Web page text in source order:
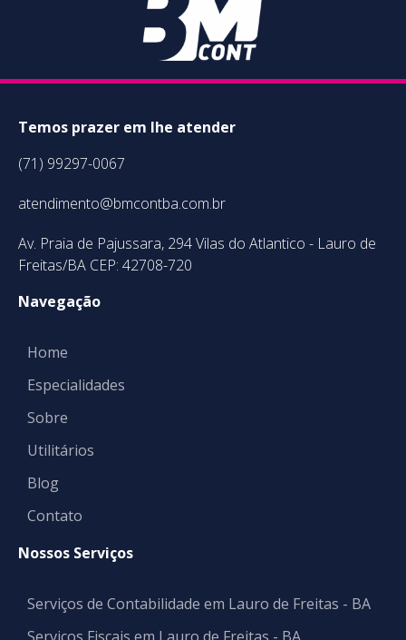
Temos prazer em lhe atender
(71) 99297-0067
atendimento@bmcontba.com.br
Av. Praia de Pajussara, 294 Vilas do Atlantico - Lauro de
Freitas/BA CEP: 42708-720
Navegação
Home
Especialidades
Sobre
Utilitários
Blog
Contato
Nossos Serviços
Serviços de Contabilidade em Lauro de Freitas - BA